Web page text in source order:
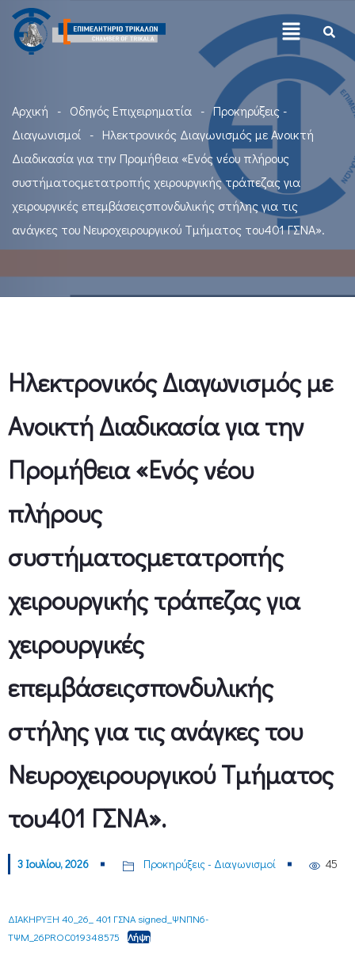
Αρχική Οδηγός Επιχειρηματία
Προκηρύξεις -
Διαγωνισμοί
Ηλεκτρονικός Διαγωνισμός με Ανοικτή
Διαδικασία για την Προμήθεια «Ενός νέου πλήρους
συστήματοςμετατροπής χειρουργικής τράπεζας για
χειρουργικές επεμβάσειςσπονδυλικής στήλης για τις
ανάγκες του Νευροχειρουργικού Τμήματος του401 ΓΣΝΑ».
Ηλεκτρονικός Διαγωνισμός με
Ανοικτή Διαδικασία για την
Προμήθεια «Ενός νέου
πλήρους
συστήματοςμετατροπής
χειρουργικής τράπεζας για
χειρουργικές
επεμβάσειςσπονδυλικής
στήλης για τις ανάγκες του
Νευροχειρουργικού Τμήματος
του401 ΓΣΝΑ».
3 Ιουλίου, 2026 Προκηρύξεις - Διαγωνισμοί 45
ΔΙΑΚΗΡΥΞΗ 40_26_ 401 ΓΣΝΑ signed_ΨΝΠΝ6-
ΤΨΜ_26PROC019348575
Λήψη